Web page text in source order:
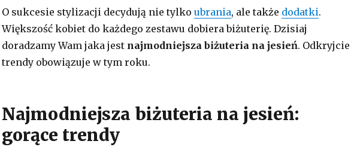
O sukcesie stylizacji decydują nie tylko ubrania, ale także dodatki.
Większość kobiet do każdego zestawu dobiera biżuterię. Dzisiaj
doradzamy Wam jaka jest najmodniejsza biżuteria na jesień. Odkryjcie
trendy obowiązuje w tym roku.
Najmodniejsza biżuteria na jesień:
gorące trendy